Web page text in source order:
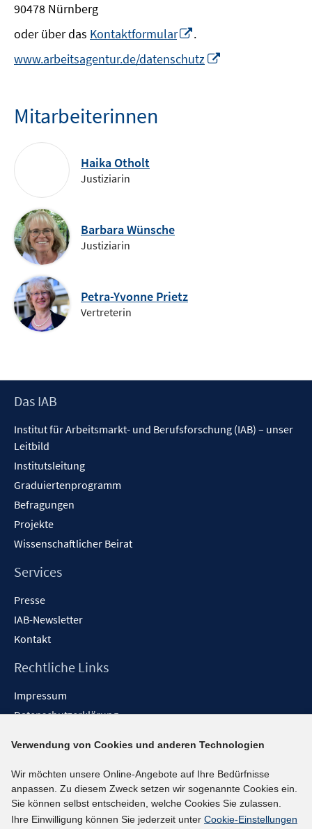
90478 Nürnberg
oder über das Kontaktformular
neuem
Fenster
.
www.arbeitsagentur.de/datenschutz
Mitarbeiterinnen
Haika Otholt
Justiziarin
Barbara Wünsche
Justiziarin
Petra-Yvonne Prietz
Vertreterin
Footer
Das IAB
Institut für Arbeitsmarkt- und Berufsforschung (IAB) – unser
Leitbild
Institutsleitung
Graduiertenprogramm
Befragungen
Projekte
Wissenschaftlicher Beirat
Services
Presse
IAB-Newsletter
Kontakt
Rechtliche Links
Impressum
Datenschutzerklärung
Barrieren melden
Social-Media-Kanäle
BlueSky
Verwendung von Cookies und anderen Technologien
Wir möchten unsere Online-Angebote auf Ihre Bedürfnisse
anpassen. Zu diesem Zweck setzen wir sogenannte Cookies ein.
Sie können selbst entscheiden, welche Cookies Sie zulassen.
Ihre Einwilligung können Sie jederzeit unter Cookie-Einstellungen